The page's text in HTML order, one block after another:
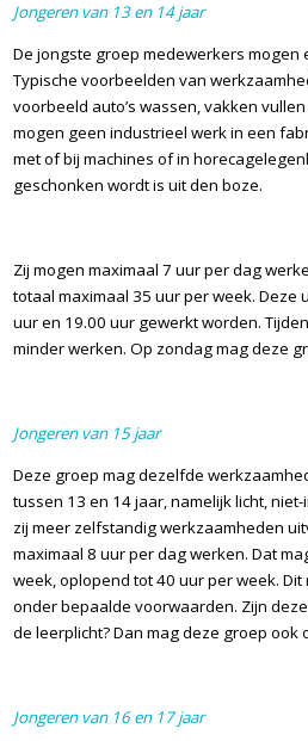
Jongeren van 13 en 14 jaar
De jongste groep medewerkers mogen
Typische voorbeelden van
voorbeeld auto’s wassen, vakken
mogen geen industrieel werk in een
met of bij machines of in
geschonken wordt is uit den boze.
Zij mogen maximaal 7 uur per dag
totaal maximaal 35 uur per week. Deze
uur en 19.00 uur gewerkt worden.
minder werken. Op zondag mag deze
Jongeren van 15 jaar
Deze groep mag dezelfde
tussen 13 en 14 jaar, namelijk licht,
zij meer zelfstandig werkzaamheden
maximaal 8 uur per dag werken. Dat
week, oplopend tot 40 uur per week.
onder bepaalde voorwaarden. Zijn
de leerplicht? Dan mag deze groep ook
Jongeren van 16 en 17 jaar